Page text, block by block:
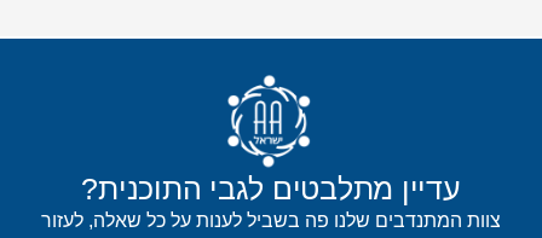
עדיין מתלבטים לגבי התוכנית?
צוות המתנדבים שלנו פה בשביל לענות על כל שאלה, לעזור